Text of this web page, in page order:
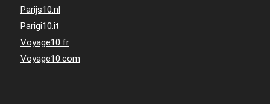
Parijs10.nl
Parigi10.it
Voyage10.fr
Voyage10.com